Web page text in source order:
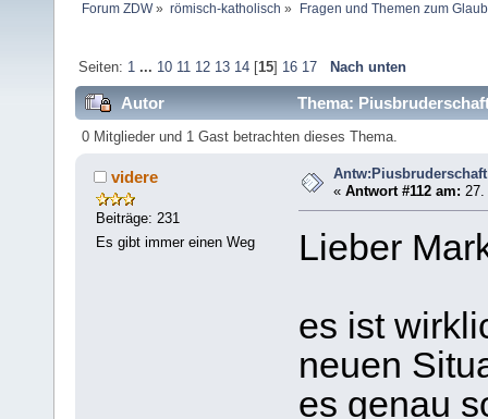
Forum ZDW» römisch-katholisch » Fragen und Themen zum
Seiten: 1 ... 10 11 12 13 14[15] 16 17 Nach unten
Autor Thema:
0 Mitglieder und 1 Gast betrachten dieses Thema.
videre
Beiträge: 231
Es gibt immer einen Weg
«Antwort #112 am:
Lieber
es ist
neuen
es genau